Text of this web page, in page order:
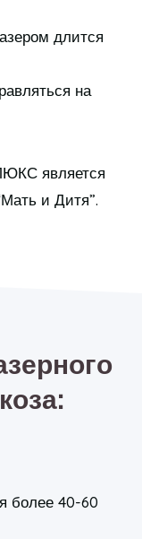
длится
на
является
и Дитя”.
более 40-60